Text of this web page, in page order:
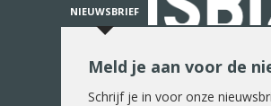
De reiswereld in woord en
NIEUWSBRIEF
Meld je aan voor de
Schrijf je in voor onze